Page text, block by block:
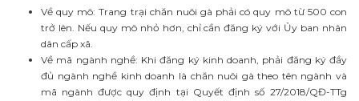
Về quy mô: Trang trại chăn nuôi gà phải có quy mô từ 500 con
trở lên. Nếu quy mô nhỏ hơn, chỉ cần đăng ký với Ủy ban nhân
dân cấp xã.
Về mã ngành nghề: Khi đăng ký kinh doanh, phải đăng ký đầy
đủ ngành nghề kinh doanh là chăn nuôi gà theo tên ngành và
mã ngành được quy định tại Quyết định số 27/2018/QĐ-TTg